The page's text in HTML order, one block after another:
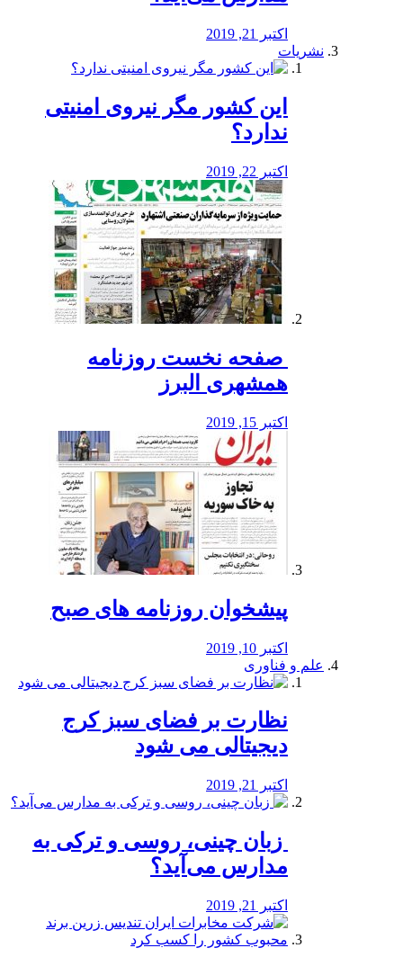
اکتبر 21, 2019
نشریات
این کشور مگر نیروی امنیتی
ندارد؟
اکتبر 22, 2019
️ صفحه نخست روزنامه‌
همشهری البرز
اکتبر 15, 2019
پیشخوان روزنامه های صبح
اکتبر 10, 2019
علم و فناوری
نظارت بر فضای سبز کرج
دیجیتالی می شود
اکتبر 21, 2019
️ زبان چینی، روسی و ترکی به
مدارس می‌آید؟
اکتبر 21, 2019